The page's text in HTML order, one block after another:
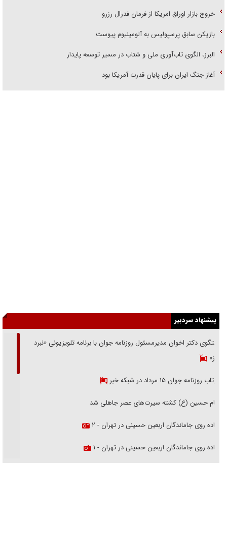
خروج بازار اوراق امریکا از فرمان فدرال رزرو
بازیکن سابق پرسپولیس به آلومینیوم پیوست
البرز، الگوی تاب‌آوری ملی و شتاب در مسیر توسعه پایدار
آغاز جنگ ایران برای پایان قدرت آمریکا بود
پیشنهاد سردبیر
گفتگوی دکتر اخوان مدیرمسئول روزنامه جوان با برنامه تلویزیونی «نبرد
هرمز»
بازتاب روزنامه جوان ۱۵ مرداد در شبکه خبر
امام حسین (ع) کشته سیرت‌های عصر جاهلی شد
پیاده روی جاماندگان اربعین حسینی در تهران - ۲
پیاده روی جاماندگان اربعین حسینی در تهران - ۱